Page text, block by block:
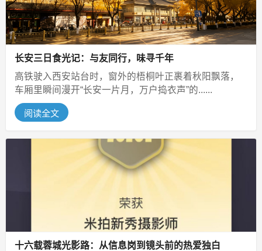
长安三日食光记：与友同行，味寻千年
高铁驶入西安站台时，窗外的梧桐叶正裹着秋阳飘落，
车厢里瞬间漫开“长安一片月，万户捣衣声”的......
阅读全文
十六载蓉城光影路：从信息岗到镜头前的热爱独白